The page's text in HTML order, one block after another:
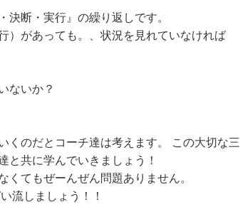
決断・実行』の繰り返しです。
）があっても。、状況を見れていなければ
ないか？
くのだとコーチ達は考えます。 この大切な三
と共に学んでいきましょう！
くてもぜーんぜん問題ありません。
流しましょう！！